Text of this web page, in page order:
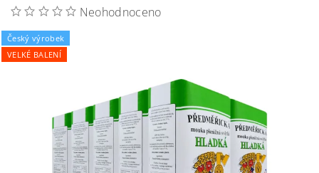
Neohodnoceno
Český výrobek
VELKÉ BALENÍ